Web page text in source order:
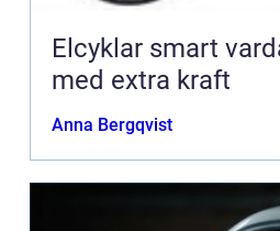
Elcyklar smart vardagscykling
med extra kraft
Anna Bergqvist